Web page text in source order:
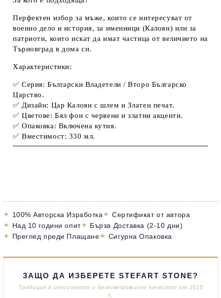
Перфектен избор за мъже, които се интересуват от
военно дело и история, за именници (Калоян) или за
патриоти, които искат да имат частица от величието на
Търновград в дома си.
Характеристики:
✅Серия: Български Владетели / Второ Българско
Царство.
✅ Дизайн: Цар Калоян с шлем и Златен печат.
✅ Цветове: Бял фон с червени и златни акценти.
✅ Опаковка: Включена кутия.
✅ Вместимост: 330 мл.
✦ 100% Авторска Изработка✦ Сертификат от автора
✦ Над 10 години опит✦ Бърза Доставка (2-10 дни)
✦ Преглед преди Плащане✦ Сигурна Опаковка
ЗАЩО ДА ИЗБЕРЕТЕ STEFART STONE?
Традиция в изкуството и безкомпромисно качество от 2015
г.